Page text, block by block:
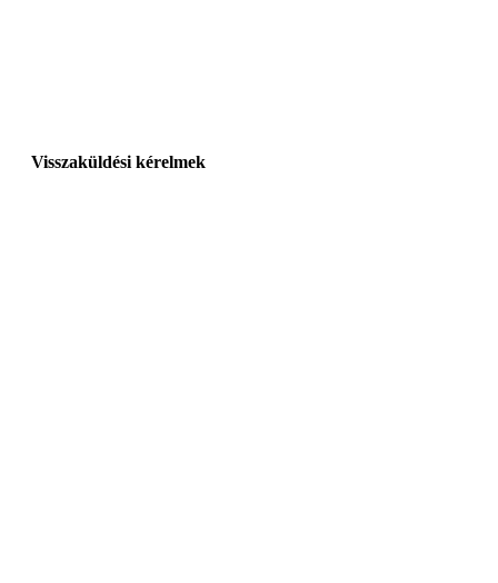
Visszaküldési kérelmek